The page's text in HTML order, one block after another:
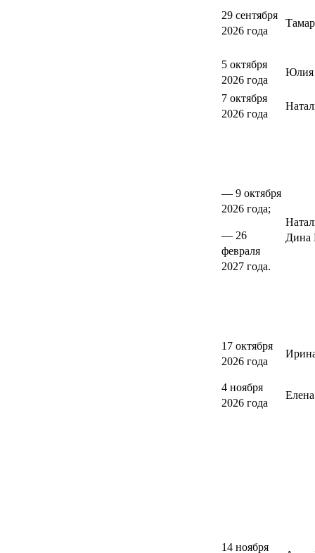
29 сентября
2026 года
5 октября
2026 года
Юлия
7 октября
2026 года
— 9 октября
2026 года;
— 26
февраля
2027 года.
Дина
17 октября
2026 года
4 ноября
2026 года
14 ноября